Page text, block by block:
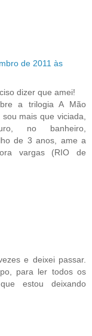
de 2011 às
dizer que amei!
a trilogia A Mão
mais que viciada,
no banheiro,
de 3 anos, ame a
vargas (RIO de
e deixei passar.
para ler todos os
estou deixando